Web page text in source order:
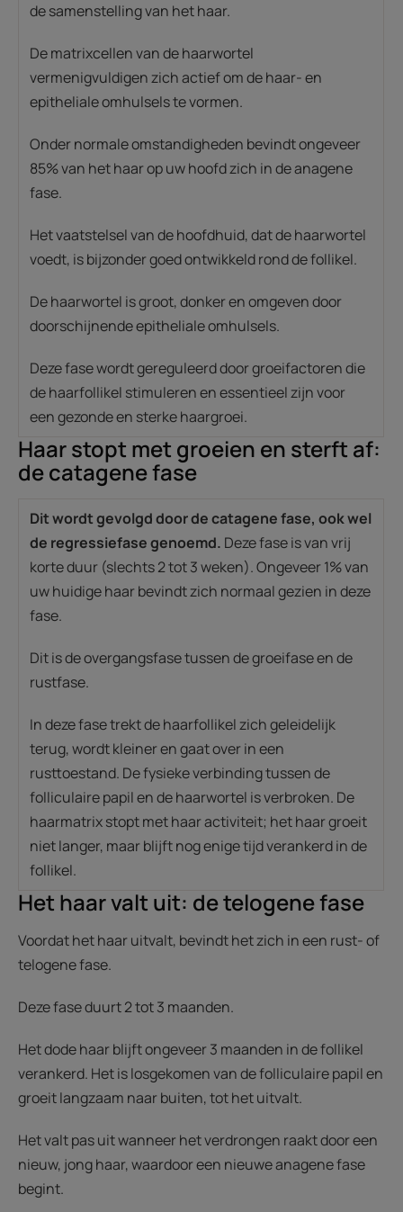
de samenstelling van het haar.
De matrixcellen van de haarwortel
vermenigvuldigen zich actief om de haar- en
epitheliale omhulsels te vormen.
Onder normale omstandigheden bevindt ongeveer
85% van het haar op uw hoofd zich in de anagene
fase.
Het vaatstelsel van de hoofdhuid, dat de haarwortel
voedt, is bijzonder goed ontwikkeld rond de follikel.
De haarwortel is groot, donker en omgeven door
doorschijnende epitheliale omhulsels.
Deze fase wordt gereguleerd door groeifactoren die
de haarfollikel stimuleren en essentieel zijn voor
een gezonde en sterke haargroei.
Haar stopt met groeien en sterft af:
de catagene fase
Dit wordt gevolgd door de catagene fase, ook wel
de regressiefase genoemd. Deze fase is van vrij
korte duur (slechts 2 tot 3 weken). Ongeveer 1% van
uw huidige haar bevindt zich normaal gezien in deze
fase.
Dit is de overgangsfase tussen de groeifase en de
rustfase.
In deze fase trekt de haarfollikel zich geleidelijk
terug, wordt kleiner en gaat over in een
rusttoestand. De fysieke verbinding tussen de
folliculaire papil en de haarwortel is verbroken. De
haarmatrix stopt met haar activiteit; het haar groeit
niet langer, maar blijft nog enige tijd verankerd in de
follikel.
Het haar valt uit: de telogene fase
Voordat het haar uitvalt, bevindt het zich in een rust- of
telogene fase.
Deze fase duurt 2 tot 3 maanden.
Het dode haar blijft ongeveer 3 maanden in de follikel
verankerd. Het is losgekomen van de folliculaire papil en
groeit langzaam naar buiten, tot het uitvalt.
Het valt pas uit wanneer het verdrongen raakt door een
nieuw, jong haar, waardoor een nieuwe anagene fase
begint.